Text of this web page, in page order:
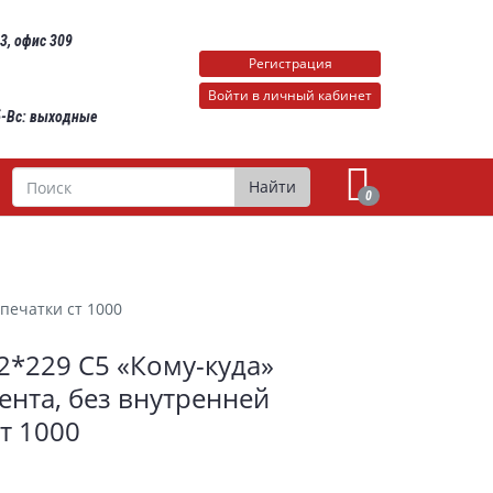
офис 309
Вс: выходные
Регистрация
Войти в личный кабинет
0
Поиск Найти
ст 1000
С5 «Кому-куда»
без внутренней
1000